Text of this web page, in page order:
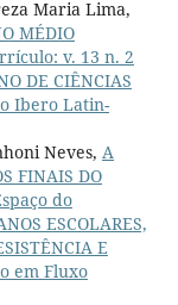
Maria Lima,
MÉDIO
v. 13 n. 2
DE CIÊNCIAS
Ibero Latin-
Neves, A
FINAIS DO
do
ESCOLARES,
E
em Fluxo